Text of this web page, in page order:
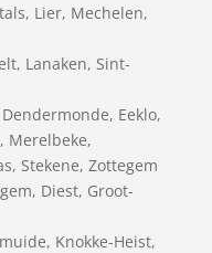
, Lier, Mechelen,
, Lanaken, Sint-
Dendermonde, Eeklo,
, Merelbeke,
, Stekene, Zottegem
, Diest, Groot-
, Knokke-Heist,